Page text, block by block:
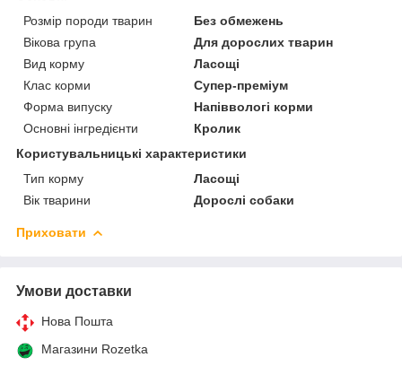
Розмір породи тварин
Без обмежень
Вікова група
Для дорослих тварин
Вид корму
Ласощі
Клас корми
Супер-преміум
Форма випуску
Напіввологі корми
Основні інгредієнти
Кролик
Користувальницькі характеристики
Тип корму
Ласощі
Вік тварини
Дорослі собаки
Приховати
Умови доставки
Нова Пошта
Магазини Rozetka